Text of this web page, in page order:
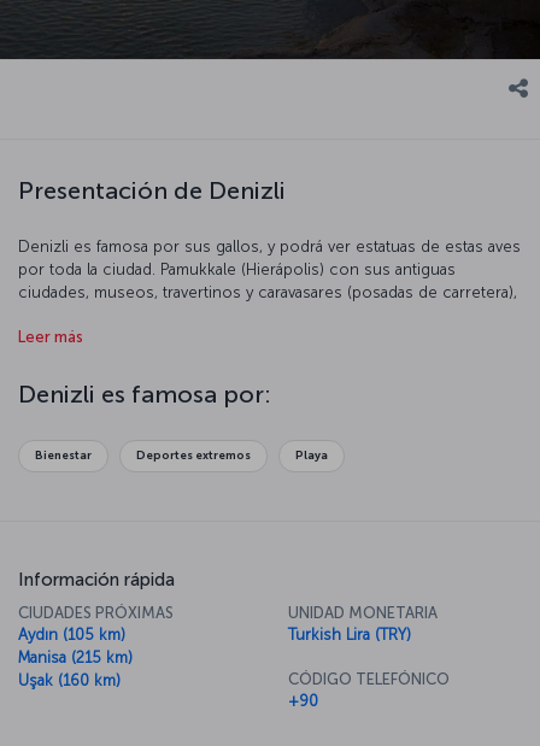
Presentación de Denizli
Denizli es famosa por sus gallos, y podrá ver estatuas de estas aves
por toda la ciudad. Pamukkale (Hierápolis) con sus antiguas
ciudades, museos, travertinos y caravasares (posadas de carretera),
turístico.
Leer más
Denizli es famosa por:
Bienestar Deportes extremos Playa
Información rápida
CIUDADES PRÓXIMAS
Aydın (105 km)
Manisa (215 km)
Uşak (160 km)
UNIDAD MONETARIA
Turkish Lira (TRY)
CÓDIGO TELEFÓNICO
+90